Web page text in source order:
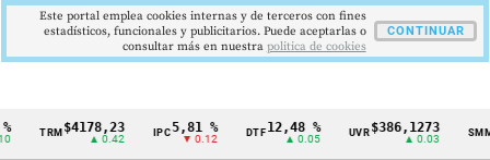
Cintillo
TRM$4178,23
▲ 0.42
5,81 %
▼ 0.12
DTF12,48 %
▲ 0.05
UVR$386,1273
▲ 0.03
SMMLV
Este portal emplea cookies internas y de terceros con fines
estadísticos, funcionales y publicitarios. Puede aceptarlas o
consultar más en nuestra politica de cookies
CONTINUAR